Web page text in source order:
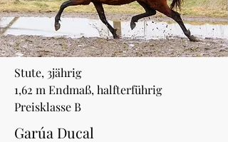
Stute, 3jährig
1,62 m Endmaß, halfterführig
Preisklasse B
Garúa Ducal